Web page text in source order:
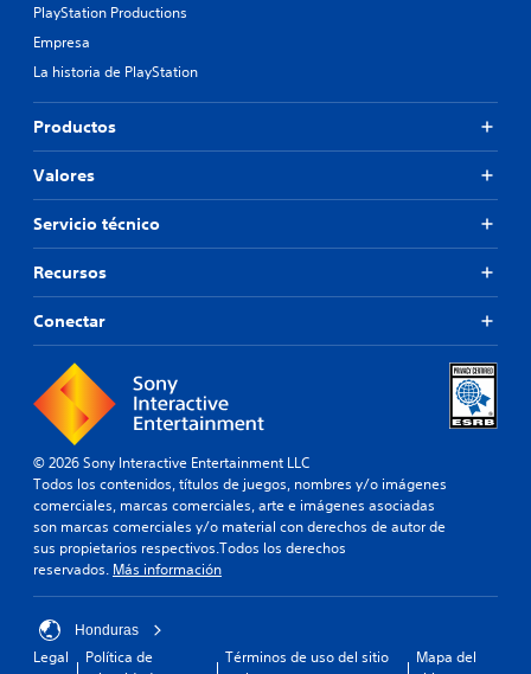
PlayStation Productions
Empresa
La historia de PlayStation
Productos
Valores
Servicio técnico
Recursos
Conectar
© 2026 Sony Interactive Entertainment LLC
Todos los contenidos, títulos de juegos, nombres y/o imágenes
comerciales, marcas comerciales, arte e imágenes asociadas
son marcas comerciales y/o material con derechos de autor de
sus propietarios respectivos.Todos los derechos
reservados. Más información
Honduras
Legal
Política de
Términos de uso del sitio
Mapa del